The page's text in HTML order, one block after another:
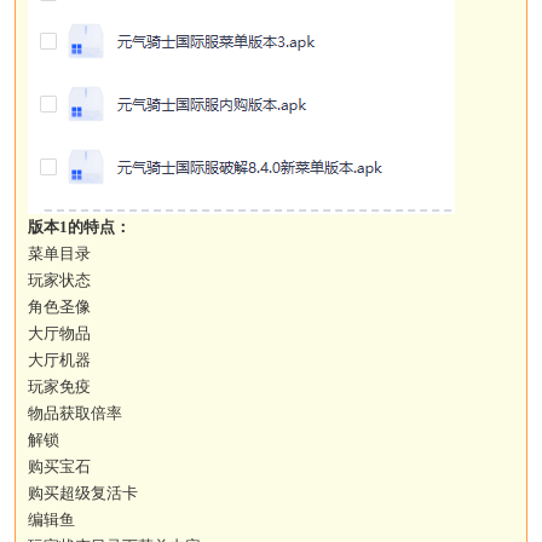
版本1的特点：
菜单目录
玩家状态
角色圣像
大厅物品
大厅机器
玩家免疫
物品获取倍率
解锁
购买宝石
购买超级复活卡
编辑鱼